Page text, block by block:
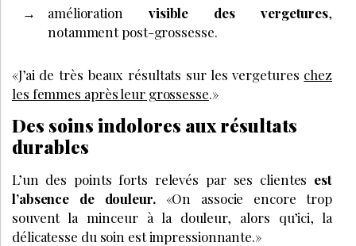
amélioration visible des vergetures,
notamment post-grossesse.
«J’ai de très beaux résultats sur les vergetures chez
les femmes après leur grossesse.»
Des soins indolores aux résultats
durables
L’un des points forts relevés par ses clientes est
l’absence de douleur.
«On associe encore trop
souvent la minceur à la douleur, alors qu’ici, la
délicatesse du soin est impressionnante.»